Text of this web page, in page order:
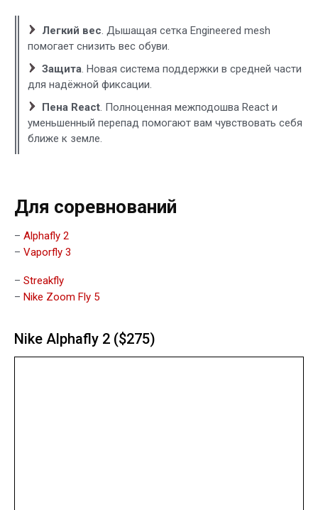
Легкий вес. Дышащая сетка Engineered mesh
помогает снизить вес обуви.
Защита. Новая система поддержки в средней части
для надёжной фиксации.
Пена React. Полноценная межподошва React и
уменьшенный перепад помогают вам чувствовать себя
ближе к земле.
Для соревнований
– Alphafly 2
– Vaporfly 3
– Streakfly
– Nike Zoom Fly 5
Nike Alphafly 2 ($275)